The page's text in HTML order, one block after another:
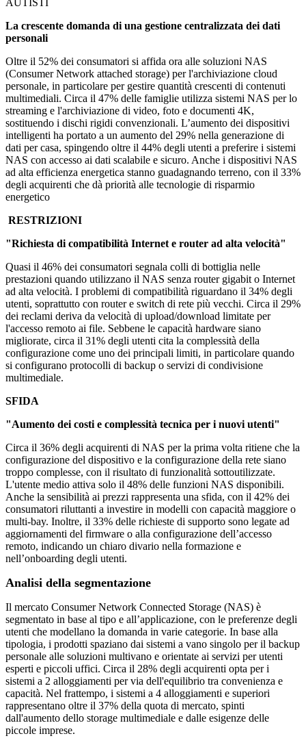
AUTISTI
La crescente domanda di una gestione centralizzata dei dati
personali
Oltre il 52% dei consumatori si affida ora alle soluzioni NAS
(Consumer Network attached storage) per l'archiviazione cloud
personale, in particolare per gestire quantità crescenti di contenuti
multimediali. Circa il 47% delle famiglie utilizza sistemi NAS per lo
streaming e l'archiviazione di video, foto e documenti 4K,
sostituendo i dischi rigidi convenzionali. L’aumento dei dispositivi
intelligenti ha portato a un aumento del 29% nella generazione di
dati per casa, spingendo oltre il 44% degli utenti a preferire i sistemi
NAS con accesso ai dati scalabile e sicuro. Anche i dispositivi NAS
ad alta efficienza energetica stanno guadagnando terreno, con il 33%
degli acquirenti che dà priorità alle tecnologie di risparmio
energetico
RESTRIZIONI
"Richiesta di compatibilità Internet e router ad alta velocità"
Quasi il 46% dei consumatori segnala colli di bottiglia nelle
prestazioni quando utilizzano il NAS senza router gigabit o Internet
ad alta velocità. I problemi di compatibilità riguardano il 34% degli
utenti, soprattutto con router e switch di rete più vecchi. Circa il 29%
dei reclami deriva da velocità di upload/download limitate per
l'accesso remoto ai file. Sebbene le capacità hardware siano
migliorate, circa il 31% degli utenti cita la complessità della
configurazione come uno dei principali limiti, in particolare quando
si configurano protocolli di backup o servizi di condivisione
multimediale.
SFIDA
"Aumento dei costi e complessità tecnica per i nuovi utenti"
Circa il 36% degli acquirenti di NAS per la prima volta ritiene che la
configurazione del dispositivo e la configurazione della rete siano
troppo complesse, con il risultato di funzionalità sottoutilizzate.
L'utente medio attiva solo il 48% delle funzioni NAS disponibili.
Anche la sensibilità ai prezzi rappresenta una sfida, con il 42% dei
consumatori riluttanti a investire in modelli con capacità maggiore o
multi-bay. Inoltre, il 33% delle richieste di supporto sono legate ad
aggiornamenti del firmware o alla configurazione dell’accesso
remoto, indicando un chiaro divario nella formazione e
nell’onboarding degli utenti.
Analisi della segmentazione
Il mercato Consumer Network Connected Storage (NAS) è
segmentato in base al tipo e all’applicazione, con le preferenze degli
utenti che modellano la domanda in varie categorie. In base alla
tipologia, i prodotti spaziano dai sistemi a vano singolo per il backup
personale alle soluzioni multivano e orientate ai servizi per utenti
esperti e piccoli uffici. Circa il 28% degli acquirenti opta per i
sistemi a 2 alloggiamenti per via dell'equilibrio tra convenienza e
capacità. Nel frattempo, i sistemi a 4 alloggiamenti e superiori
rappresentano oltre il 37% della quota di mercato, spinti
dall'aumento dello storage multimediale e dalle esigenze delle
piccole imprese.